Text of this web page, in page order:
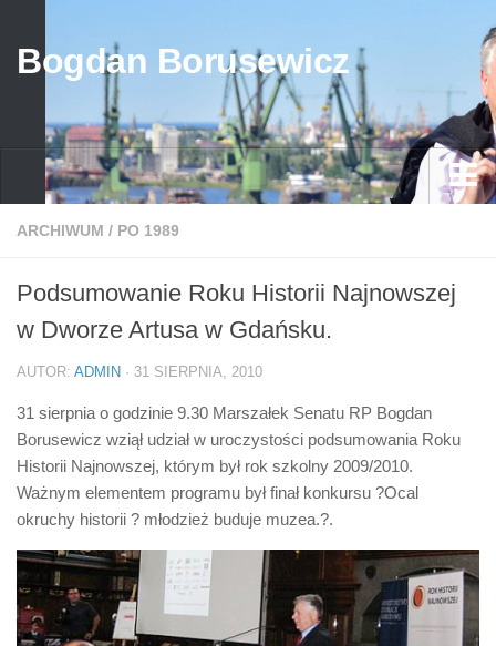
Bogdan Borusewicz
Aktualności
przed 1989
po 1989
Media
Galeria
Życiorys
Biuro Senatorskie
Platforma Obywatelska
ARCHIWUM / PO 1989
Podsumowanie Roku Historii Najnowszej
w Dworze Artusa w Gdańsku.
AUTOR: ADMIN · 31 SIERPNIA, 2010
31 sierpnia o godzinie 9.30 Marszałek Senatu RP Bogdan
Borusewicz wziął udział w uroczystości podsumowania Roku
Historii Najnowszej, którym był rok szkolny 2009/2010.
Ważnym elementem programu był finał konkursu ?Ocal
okruchy historii ? młodzież buduje muzea.?.